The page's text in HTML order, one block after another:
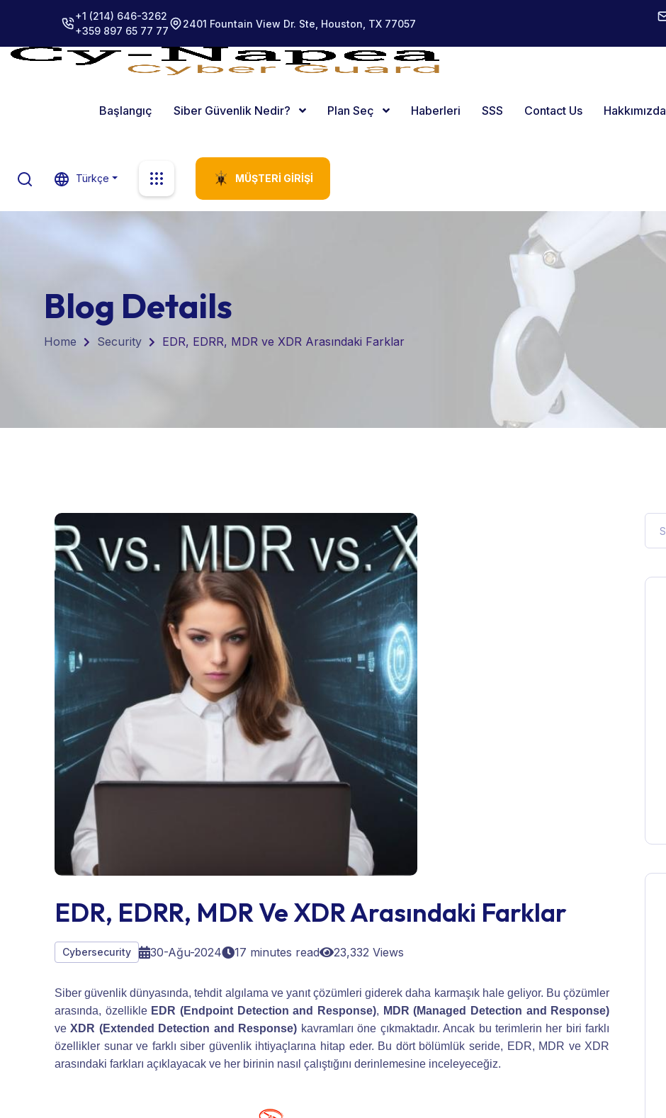
+1 (214) 646-3262
+359 897 65 77 77
2401 Fountain View Dr. Ste, Houston, TX 77057
Başlangıç Siber Güvenlik Nedir? Plan Seç Haberleri SSS Contact Us Hakkımızda
Türkçe MÜŞTERI GIRIŞI
Blog Details
Home Security EDR, EDRR, MDR ve XDR Arasındaki Farklar
EDR, EDRR, MDR Ve XDR Arasındaki Farklar
Cybersecurity 30-Ağu-2024 17 minutes read 23,332 Views
Siber güvenlik dünyasında, tehdit algılama ve yanıt çözümleri giderek daha karmaşık hale geliyor. Bu çözümler
arasında, özellikle EDR (Endpoint Detection and Response), MDR (Managed Detection and Response)
veXDR (Extended Detection and Response) kavramları öne çıkmaktadır. Ancak bu terimlerin her biri farklı
özellikler sunar ve farklı siber güvenlik ihtiyaçlarına hitap eder. Bu dört bölümlük seride, EDR, MDR ve XDR
arasındaki farkları açıklayacak ve her birinin nasıl çalıştığını derinlemesine inceleyeceğiz.